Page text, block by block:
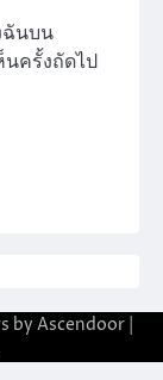
ฉันบน
นครั้งถัดไป
by Ascendoor|